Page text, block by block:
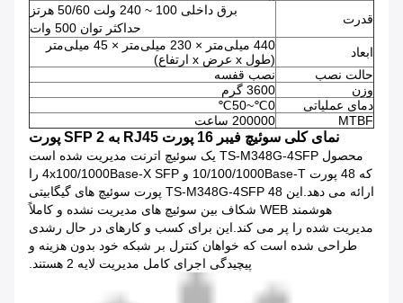
قدرت
برق داخلی 100 ~ 240 ولت 50/60 هرتز
حداکثر توان 500 وات
ابعاد
440 میلی‌متر × 230 میلی‌متر × 45 میلی‌متر
(طول x عرض x ارتفاع)
حالت نصب
نصب قفسه
وزن
3600 گرم
دمای عملیاتی
0℃~50℃
MTBF
200000 ساعت
نمای کلی سوئیچ فیبر 16 پورت RJ45 به SFP 2 پورت
محصول TS-M348G-4SFP یک سوئیچ اترنت مدیریت شده است
که 48 پورت 10/100/1000Base-T و 4x100/1000Base-X SFP را
ارائه می دهد.این TS-M348G-4SFP 48 پورت سوئیچ های گیگابیتی
هوشمند WEB شکاف بین سوئیچ های مدیریت نشده و کاملاً
مدیریت شده را پر می کند.این برای کسب و کارهای در حال رشدی
طراحی شده است که خواهان کنترل بر شبکه خود بدون هزینه و
پیچیدگی اجرای کامل مدیریت لایه 2 هستند.